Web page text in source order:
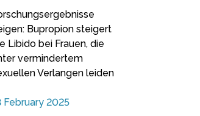
Bupropion steigert
Libido bei Frauen, die
vermindertem
Verlangen leiden
February 2025